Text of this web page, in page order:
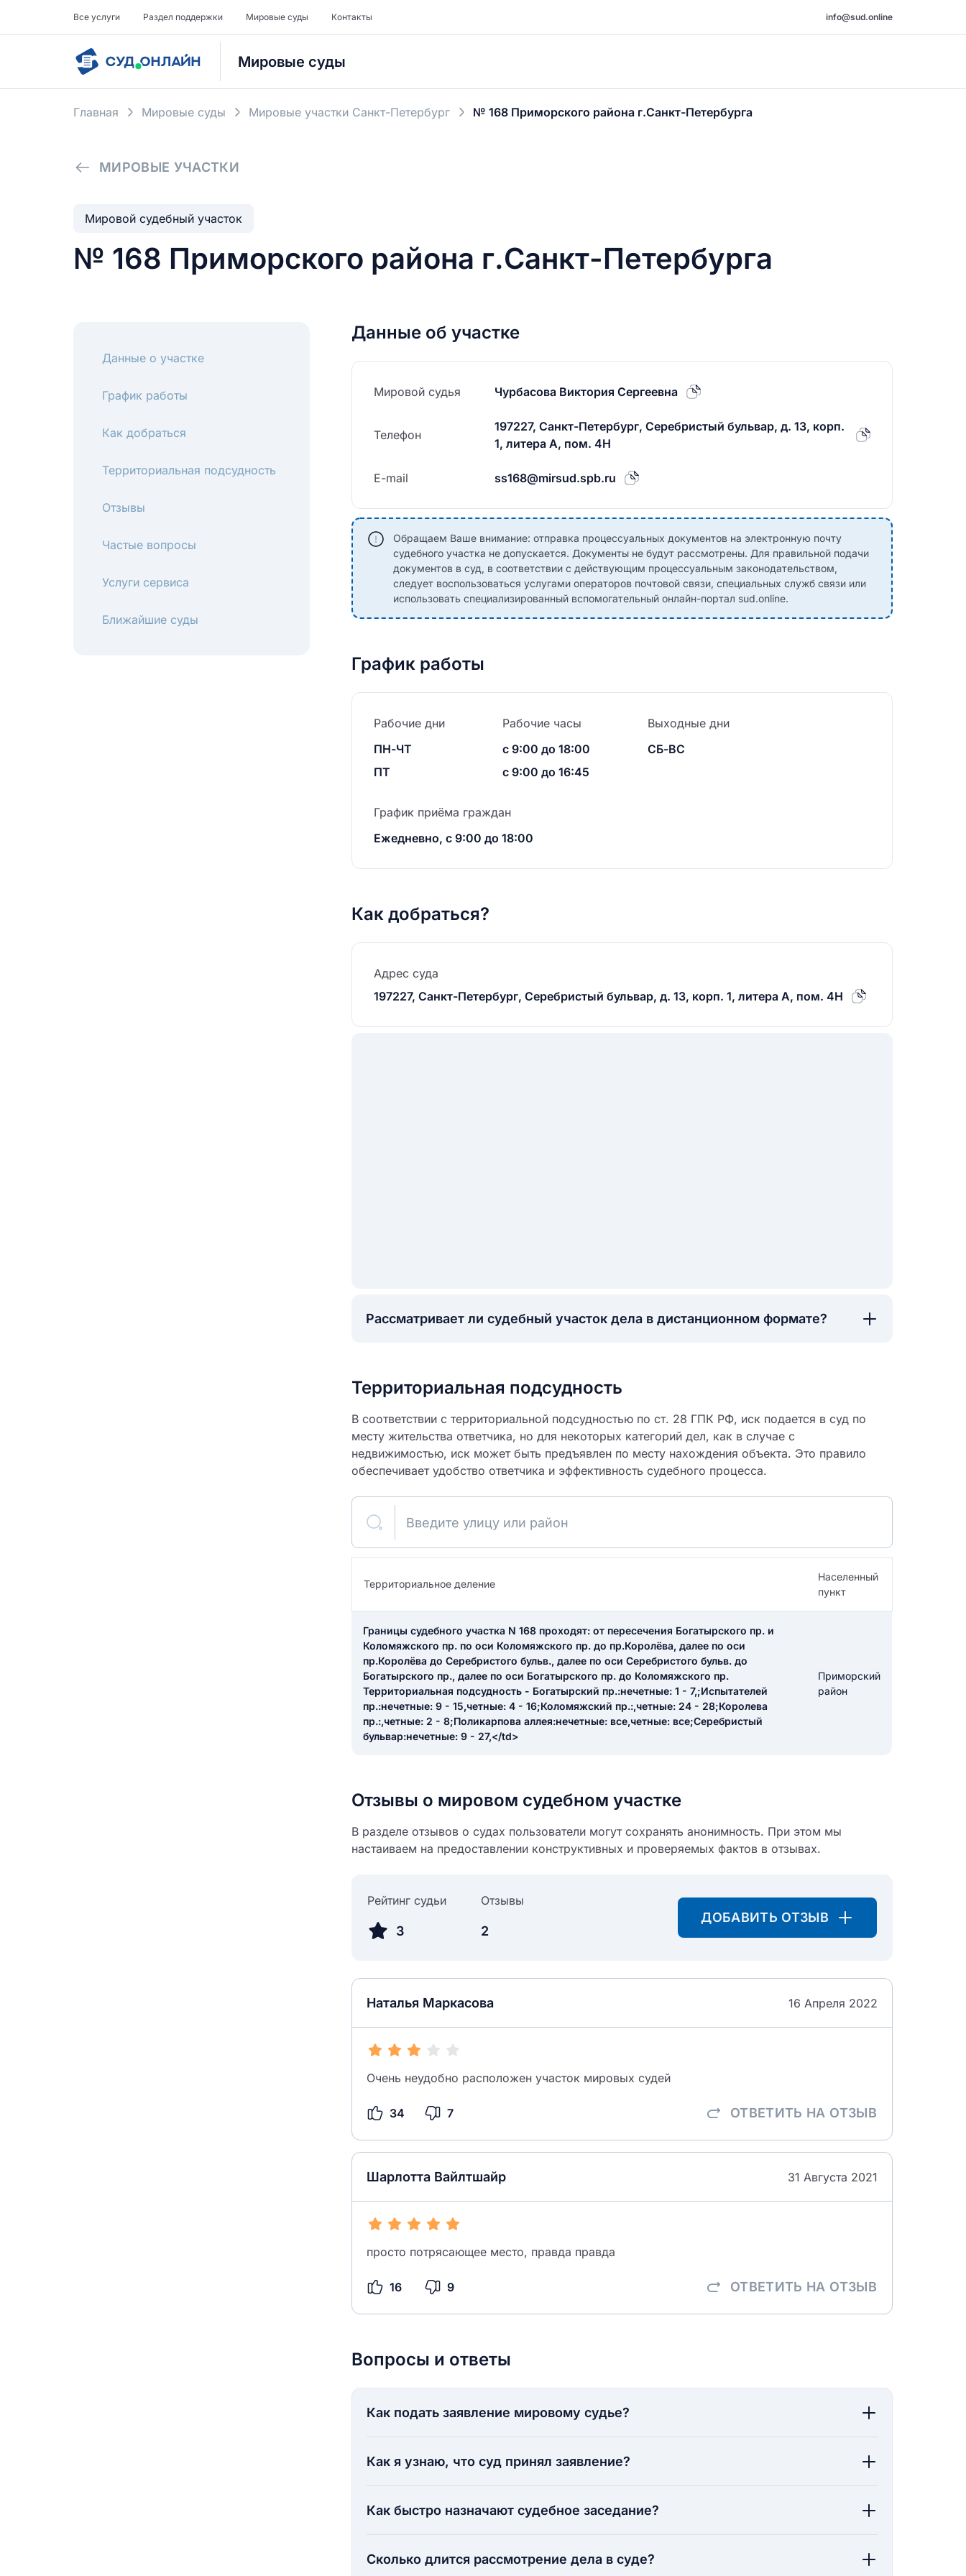
Все услуги Раздел поддержки Мировые суды Контакты info@sud.online
Мировые суды
Главная Мировые суды Мировые участки Санкт-Петербург № 168 Приморского района г.Санкт-Петербурга
МИРОВЫЕ УЧАСТКИ
Мировой судебный участок
№ 168 Приморского района г.Санкт-Петербурга
Данные о участке
График работы
Как добраться
Территориальная подсудность
Отзывы
Частые вопросы
Услуги сервиса
Ближайшие суды
Данные об участке
Мировой судья Чурбасова Виктория Сергеевна
Телефон
197227, Санкт-Петербург, Серебристый бульвар, д. 13, корп.
1, литера А, пом. 4Н
E-mail ss168@mirsud.spb.ru
Обращаем Ваше внимание: отправка процессуальных документов на электронную почту
судебного участка не допускается. Документы не будут рассмотрены. Для правильной подачи
документов в суд, в соответствии с действующим процессуальным законодательством,
следует воспользоваться услугами операторов почтовой связи, специальных служб связи или
использовать специализированный вспомогательный онлайн-портал sud.online.
График работы
Рабочие дни
ПН-ЧТ
ПТ
Рабочие часы
с 9:00 до 18:00
с 9:00 до 16:45
Выходные дни
СБ-ВС
График приёма граждан
Ежедневно, с 9:00 до 18:00
Как добраться?
Адрес суда
197227, Санкт-Петербург, Серебристый бульвар, д. 13, корп. 1, литера А, пом. 4Н
Рассматривает ли судебный участок дела в дистанционном формате?
Территориальная подсудность
В соответствии с территориальной подсудностью по ст. 28 ГПК РФ, иск подается в суд по
месту жительства ответчика, но для некоторых категорий дел, как в случае с
недвижимостью, иск может быть предъявлен по месту нахождения объекта. Это правило
обеспечивает удобство ответчика и эффективность судебного процесса.
Введите улицу или район
Территориальное деление
Населенный
пункт
Границы судебного участка N 168 проходят: от пересечения Богатырского пр. и
Коломяжского пр. по оси Коломяжского пр. до пр.Королёва, далее по оси
пр.Королёва до Серебристого бульв., далее по оси Серебристого бульв. до
Богатырского пр., далее по оси Богатырского пр. до Коломяжского пр.
Территориальная подсудность - Богатырский пр.:нечетные: 1 - 7,;Испытателей
пр.:нечетные: 9 - 15,четные: 4 - 16;Коломяжский пр.:,четные: 24 - 28;Королева
пр.:,четные: 2 - 8;Поликарпова аллея:нечетные: все,четные: все;Серебристый
бульвар:нечетные: 9 - 27,</td>
Приморский
район
Отзывы о мировом судебном участке
В разделе отзывов о судах пользователи могут сохранять анонимность. При этом мы
настаиваем на предоставлении конструктивных и проверяемых фактов в отзывах.
Рейтинг судьи
3
Отзывы
2
ДОБАВИТЬ ОТЗЫВ
Наталья Маркасова 16 Апреля 2022
Очень неудобно расположен участок мировых судей
34 7 ОТВЕТИТЬ НА ОТЗЫВ
Шарлотта Вайлтшайр 31 Августа 2021
просто потрясающее место, правда правда
16 9 ОТВЕТИТЬ НА ОТЗЫВ
Как вы оцените судебный
разрешить публикацию отзыва
Введите свое имя
Введите свой номер телефона
Ответ на отзыв
Вопросы и ответы
Как подать заявление мировому судье?
Как я узнаю, что суд принял заявление?
Как быстро назначают судебное заседание?
Сколько длится рассмотрение дела в суде?
Название населенного пункта
НАЙТИ МЕНЯ
СОХРАНИТЬ